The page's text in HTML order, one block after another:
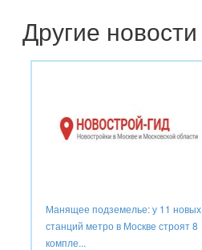
Другие
Манящее подземелье: у 11 новых
станций метро в Москве строят 8
компле...